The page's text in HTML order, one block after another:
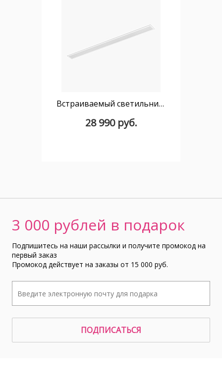
Встраиваемый светильник Via EVO 860 38W 4000K белый PRISM.
28 990 руб.
3 000 рублей в подарок
Подпишитесь на наши рассылки и получите промокод на
первый заказ
Промокод действует на заказы от 15 000 руб.
ПОДПИСАТЬСЯ